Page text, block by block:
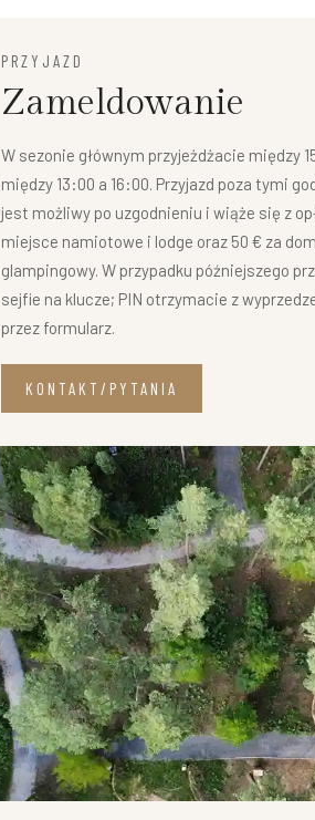
PRZYJAZD
Zameldowanie
W sezonie głównym przyjeżdżacie między
między 13:00 a 16:00. Przyjazd poza tymi
jest możliwy po uzgodnieniu i wiąże się z
miejsce namiotowe i lodge oraz 50 € za
glampingowy. W przypadku późniejszego
sejfie na klucze; PIN otrzymacie z
przez formularz.
KONTAKT/PYTANIA